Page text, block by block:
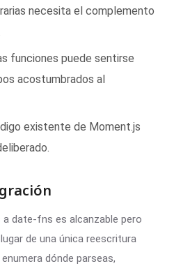
necesita el complemento
funciones puede sentirse
acostumbrados al
existente de Moment.js
a date-fns es alcanzable pero
de una única reescritura
dónde parseas,